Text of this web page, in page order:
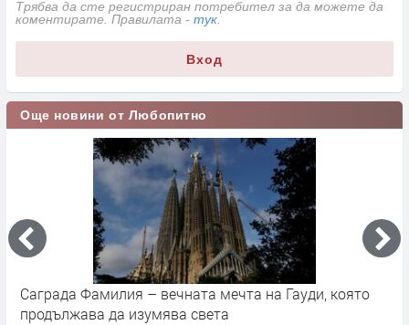
Трябва да сте регистриран потребител за да можете да
коментирате. Правилата - тук
Вход
Още новини от Любопитно
Саграда Фамилия – вечната мечта на Гауди, която
продължава да изумява света